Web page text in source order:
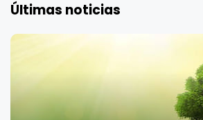
Últimas noticias